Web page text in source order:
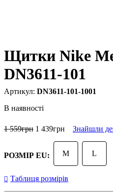
Щитки Nike
DN3611-101
DN3611-101-1001
В наявності
1 559грн 1 439грн Знайшли
РОЗМІР EU: M L
Таблиця розмірів